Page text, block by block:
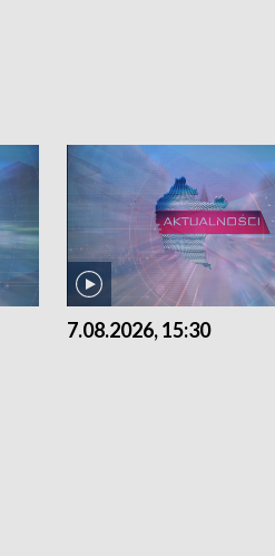
7.08.2026, 15:30